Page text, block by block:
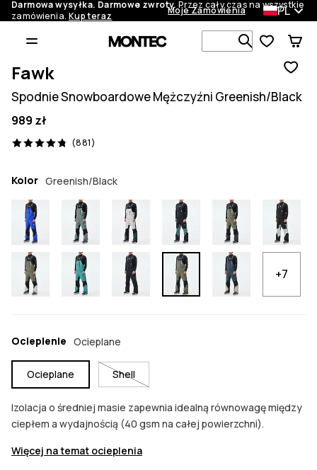
Darmowa wysyłka. Darmowe zwroty. Przez cały czas na wszystkie
zamówienia. Kup teraz Moje Zamówienia PL
Szukaj w 1
Fawk
Spodnie Snowboardowe Mężczyźni Greenish/Black
989 zł
(881)
881 recenzje, 4.8/5
Kolor Greenish/Black
+7
Ocieplenie Ocieplane
Ocieplane Shell
Izolacja o średniej masie zapewnia idealną równowagę między
ciepłem a wydajnością (40 gsm na całej powierzchni).
Więcej na temat ocieplenia